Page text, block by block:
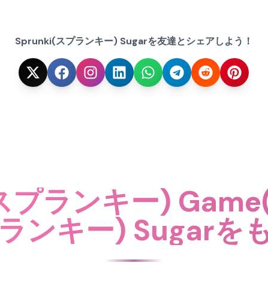
Sprunki(スプランキー) Sugarを友達とシェアしよう！
ランキー)
ンキー) Sugarを